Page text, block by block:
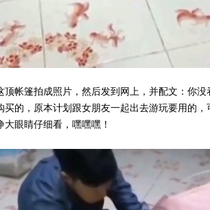
顶帐篷拍成照片，然后发到网上，并配文：你
买的，原本计划跟女朋友一起出去游玩要用的
眼睛仔细看，嘿嘿嘿！